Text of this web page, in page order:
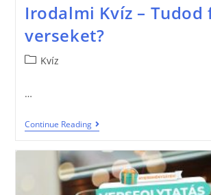
Irodalmi Kvíz – Tudod
verseket?
Kvíz
…
Continue Reading